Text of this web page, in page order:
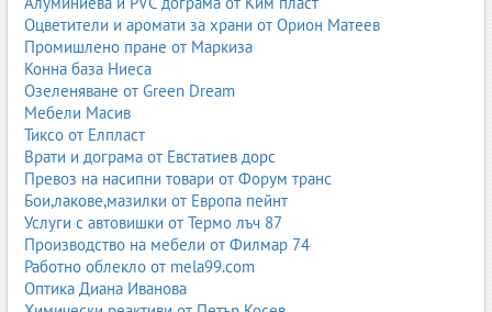
фуражи за свине;
фуражи за прасета
фуражи за угояване на прасета
фуражи за свине майки
фуражи за прасета цена
2.3. Фуражи за говеда и крави
Фуражите за говеда включват фуражи за млечни крави,
месодайни крави и телета. При млечните крави е важно да се
осигури висока енергийна и протеинова стойност, за да се
поддържа добър млеконадой и стабилно здраве. При
месодайните породи фокусът е върху растежа и мускулното
развитие. Телетата имат нужда от специални стартерни фуражи
Оцветители и аромати за храни от Орион Матеев
Промишлено пране от Маркиза
Конна база Ниеса
Озеленяване от Green Dream
Мебели Масив
Тиксо от Елпласт
Врати и дограма от Евстатиев дорс
Превоз на насипни товари от Форум транс
Бои,лакове,мазилки от Европа пейнт
Услуги с автовишки от Термо лъч 87
Производство на мебели от Филмар 74
Работно облекло от mela99.com
Оптика Диана Иванова